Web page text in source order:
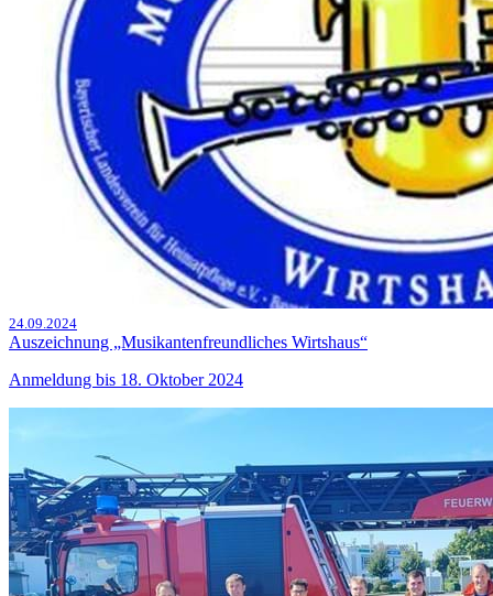
24.09.2024
Auszeichnung „Musikantenfreundliches Wirtshaus“
Anmeldung bis 18. Oktober 2024